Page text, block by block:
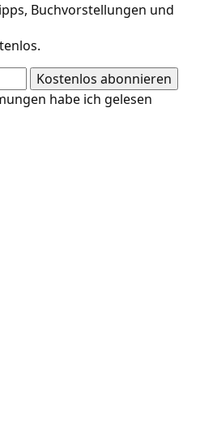
Buchvorstellungen und
habe ich gelesen